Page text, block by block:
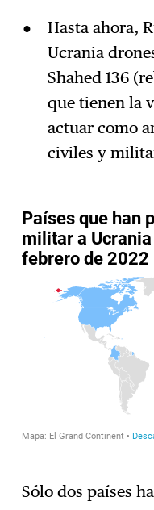
Hasta ahora,
Ucrania
Shahed 136
que tienen la
actuar como
civiles y
Sólo dos países